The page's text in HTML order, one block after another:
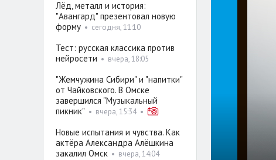
Лёд, металл и история:
"Авангард" презентовал новую
форму• сегодня, 11:10
Тест: русская классика против
нейросети • вчера, 18:05
"Жемчужина Сибири" и "напитки"
от Чайковского. В Омске
завершился "Музыкальный
пикник" • вчера, 15:34•
Новые испытания и чувства. Как
актёра Александра Алёшкина
закалил Омск• вчера, 14:04